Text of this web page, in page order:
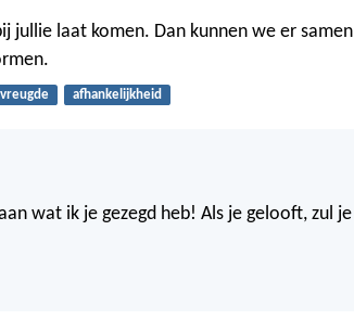
jullie laat komen. Dan kunnen we er
vreugde afhankelijkheid
wat ik je gezegd heb! Als je gelooft, zul